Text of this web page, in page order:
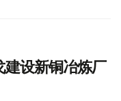
设新铜冶炼厂